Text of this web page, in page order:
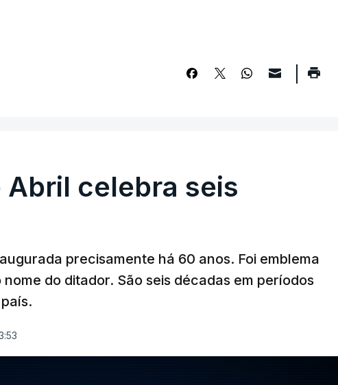
Abril celebra seis
precisamente há 60 anos. Foi emblema
do ditador. São seis décadas em períodos